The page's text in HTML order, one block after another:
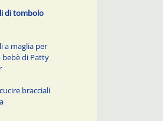
di tombolo
a maglia per
bebè di Patty
bracciali